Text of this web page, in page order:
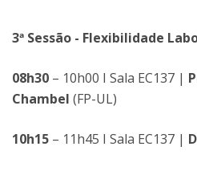
3ª Sessão - Flexibilidade
08h30 – 10h00 I Sala EC137 |
Chambel (FP-UL)
10h15 – 11h45 I Sala EC137 |